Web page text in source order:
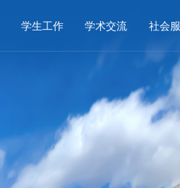
学生工作 学术交流 社会